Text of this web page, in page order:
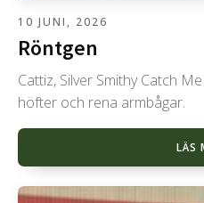
10 JUNI, 2026
Röntgen
Cattiz, Silver Smithy Catch
höfter och rena armbågar.
LÄS